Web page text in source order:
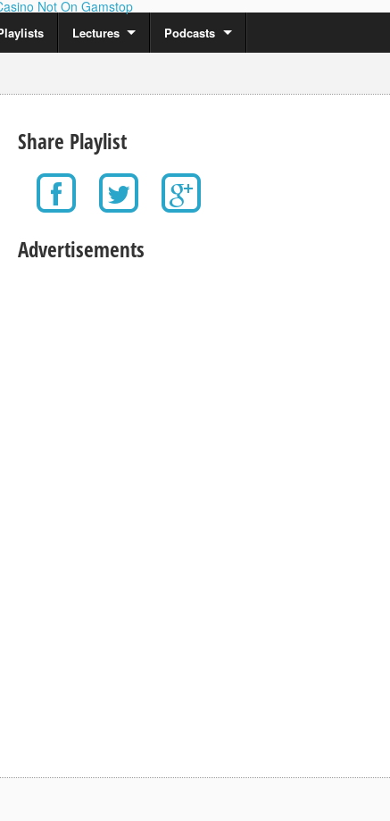
Not On Gamstop
Lectures Podcasts
Share Playlist
Advertisements